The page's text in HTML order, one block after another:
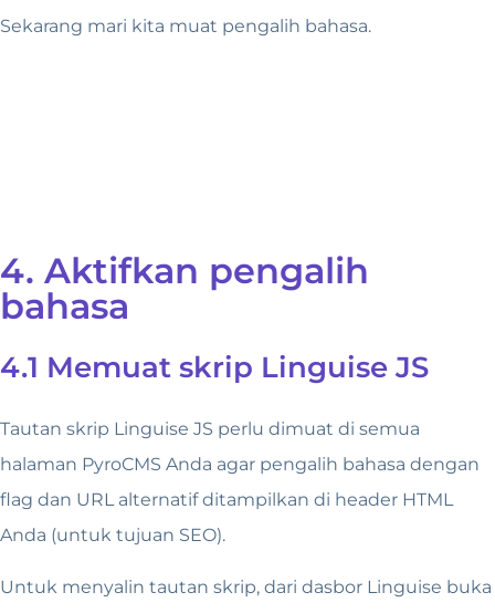
Sekarang mari kita muat pengalih bahasa.
4. Aktifkan pengalih
bahasa
4.1 Memuat skrip Linguise JS
Tautan skrip Linguise JS perlu dimuat di semua
halaman PyroCMS Anda agar pengalih bahasa dengan
flag dan URL alternatif ditampilkan di header HTML
Anda (untuk tujuan SEO).
Untuk menyalin tautan skrip, dari dasbor Linguise buka